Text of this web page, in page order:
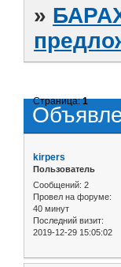
»
Страница:1
kirpers
Пользователь
Сообщений: 2
Провел на форуме:
40 минут
Последний визит:
2019-12-29 15:05:02